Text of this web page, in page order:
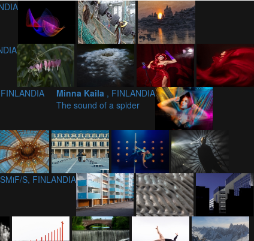
Minna Kaila , FINLANDIA
The sound of a spider
S, FINLANDIA